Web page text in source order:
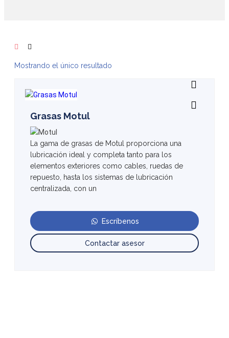
Mostrando el único resultado
Grasas Motul
La gama de grasas de Motul proporciona una
lubricación ideal y completa tanto para los
elementos exteriores como cables, ruedas de
repuesto, hasta los sistemas de lubricación
centralizada, con un
Escríbenos
Contactar asesor